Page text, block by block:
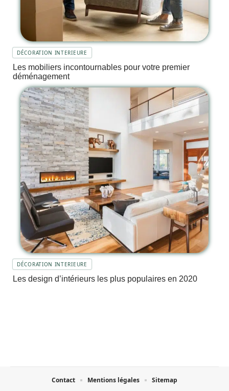
DÉCORATION INTERIEURE
Les mobiliers incontournables pour votre premier
déménagement
DÉCORATION INTERIEURE
Les design d’intérieurs les plus populaires en 2020
Contact Mentions légales Sitemap